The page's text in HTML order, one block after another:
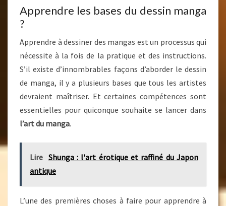
Apprendre les bases du dessin manga
?
Apprendre à dessiner des mangas est un processus qui
nécessite à la fois de la pratique et des instructions.
S’il existe d’innombrables façons d’aborder le dessin
de manga, il y a plusieurs bases que tous les artistes
devraient maîtriser. Et certaines compétences sont
essentielles pour quiconque souhaite se lancer dans
l’art du manga.
Lire Shunga : l'art érotique et raffiné du Japon
antique
L’une des premières choses à faire pour apprendre à